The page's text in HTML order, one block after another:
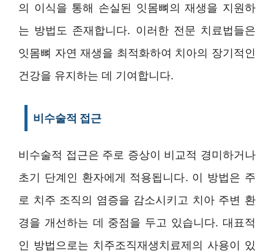
의 이식을 통해 손실된 잇몸뼈의 재생을 지원하
는 방법도 존재합니다. 이러한 전문 치료법들은
잇몸뼈 자연 재생을 최적화하여 치아의 장기적인
건강을 유지하는 데 기여합니다.
비수술적 접근
비수술적 접근은 주로 증상이 비교적 경미하거나
초기 단계인 환자에게 적용됩니다. 이 방법은 주
로 치주 조직의 염증을 감소시키고 치아 주변 환
경을 개선하는 데 중점을 두고 있습니다. 대표적
인 방법으로는 치주조직재생치료제의 사용이 있